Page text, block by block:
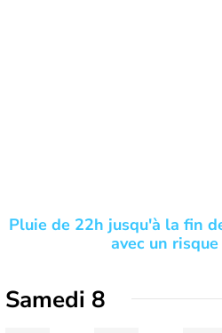
Pluie de 22h jusqu'à la fin
avec un
Samedi 8